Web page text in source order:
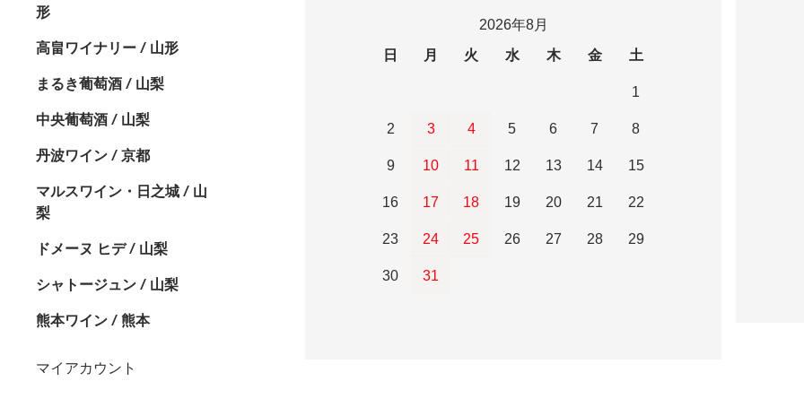
形
高畠ワイナリー / 山形
まるき葡萄酒 / 山梨
中央葡萄酒 / 山梨
丹波ワイン / 京都
マルスワイン・日之城 / 山
梨
ドメーヌ ヒデ / 山梨
シャトージュン / 山梨
熊本ワイン / 熊本
マイアカウント
2026年8月
日
月 火 水 木 金 土
1
2 3 4 5 6 7 8
9 10 11 12 13 14 15
16 17 18 19 20 21 22
23 24 25 26 27 28 29
30 31